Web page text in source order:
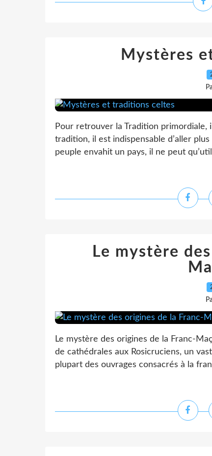
Mystères
Pour retrouver la Tradition
tradition, il est indispensable d’aller
peuple envahit un pays, il ne peut
Le mystère
Le mystère des origines de la Franc-
de cathédrales aux Rosicruciens, un
plupart des ouvrages consacrés à la